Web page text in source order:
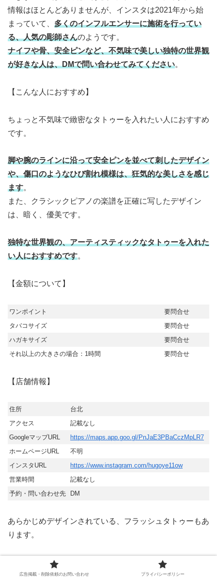
情報はほとんどありませんが、インスタは2021年から始
まっていて、 多くのインフルエンサーに施術を行ってい
る、人気の彫師さんのようです。
ナイフや骨、安全ピンなど、不気味で美しい独特の世界観
が好きな人は、DMで問い合わせてみてください。
【こんな人におすすめ】
ちょっと不気味で緻密なタトゥーを入れたい人におすすめ
です。
脚や腕のラインに沿って安全ピンを並べて刺したデザイン
や、傷口のようなひび割れ模様は、狂気的な美しさを感じ
ます。
また、クラシックピアノの楽譜を正確に写したデザイン
は、暗く、優美です。
独特な世界観の、アーティスティックなタトゥーを入れた
い人におすすめです。
【金額について】
ワンポイント
要問合せ
タバコサイズ
要問合せ
ハガキサイズ
要問合せ
それ以上の大きさの場合：1時間
要問合せ
【店舗情報】
住所
台北
アクセス
記載なし
GoogleマップURL
https://maps.app.goo.gl/PnJaE3PBaCczMpLR7
ホームページURL
不明
インスタURL
https://www.instagram.com/hugoye11ow
営業時間
記載なし
予約・問い合わせ先
DM
あらかじめデザインされている、フラッシュタトゥーもあ
ります。
inky tattoo|韓国的な感性を盛り込んだブラック
系タトゥー
広告掲載・削除依頼のお問い合わせ プライバシーポリシー